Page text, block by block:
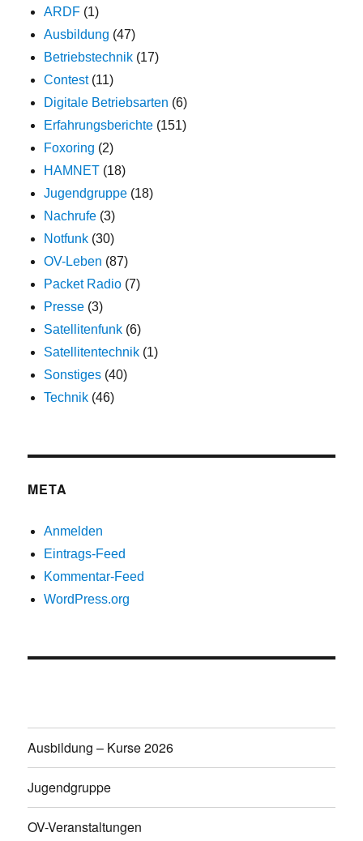
ARDF (1)
Ausbildung (47)
Betriebstechnik (17)
Contest(11)
Digitale Betriebsarten (6)
Erfahrungsberichte (151)
Foxoring (2)
HAMNET (18)
Jugendgruppe (18)
Nachrufe (3)
Notfunk (30)
OV-Leben (87)
Packet Radio (7)
Presse (3)
Satellitenfunk (6)
Satellitentechnik (1)
Sonstiges (40)
Technik (46)
META
Anmelden
Eintrags-Feed
Kommentar-Feed
WordPress.org
Ausbildung – Kurse 2026
Jugendgruppe
OV-Veranstaltungen